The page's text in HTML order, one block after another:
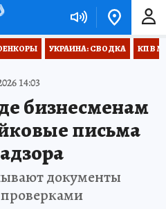
УКРАИНА: СВОДКА КП В
14:03
бизнесменам
письма
документы